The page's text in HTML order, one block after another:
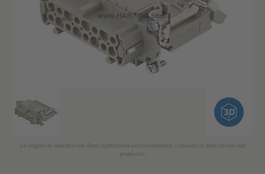
La imagen se muestra con fines ilustrativos exclusivamente. Consulte la descripción del
producto.